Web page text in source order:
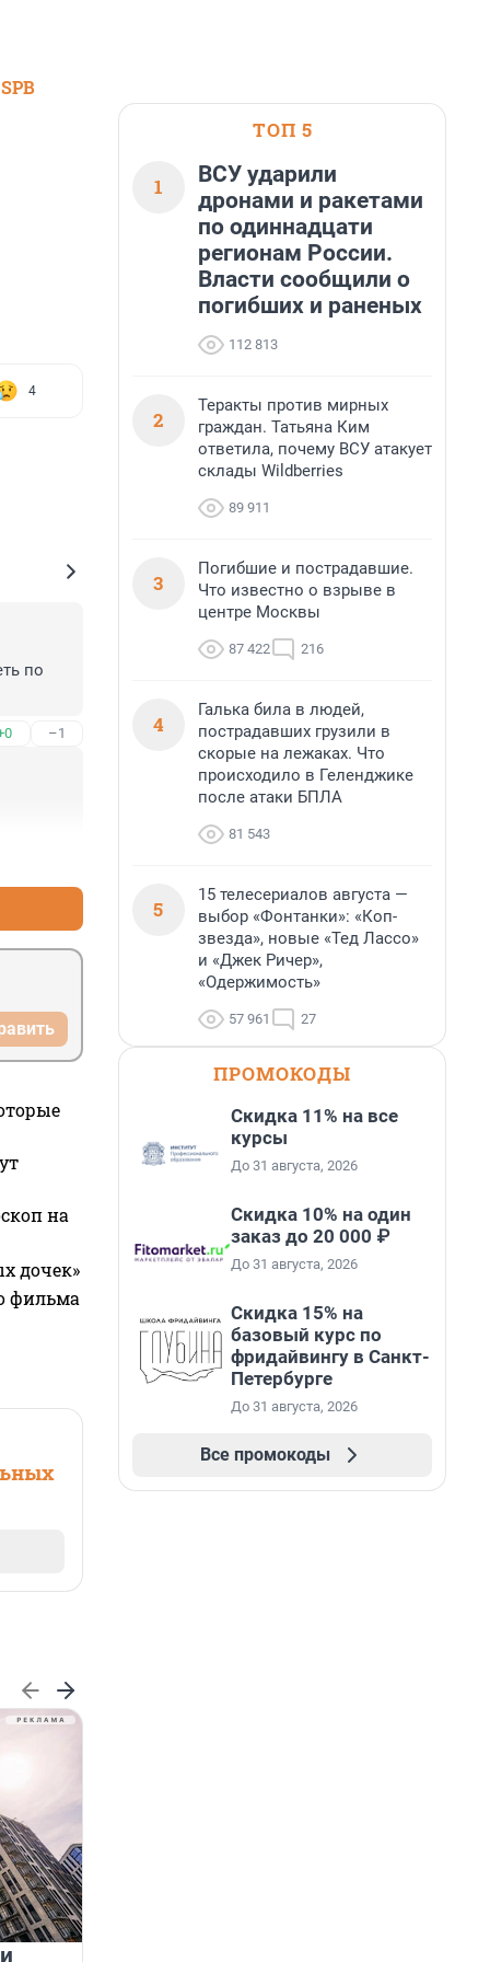
4
по
–1
на
дочек»
фильма
ТОП 5
1
ВСУ ударили
дронами и ракетами
по одиннадцати
регионам России.
Власти сообщили о
погибших и раненых
112 813
2
Теракты против мирных
граждан. Татьяна Ким
ответила, почему ВСУ атакует
склады Wildberries
89 911
3
Погибшие и пострадавшие.
Что известно о взрыве в
центре Москвы
87 422 216
4
Галька била в людей,
пострадавших грузили в
скорые на лежаках. Что
происходило в Геленджике
после атаки БПЛА
81 543
5
15 телесериалов августа —
выбор «Фонтанки»: «Коп-
звезда», новые «Тед Лассо»
и «Джек Ричер»,
«Одержимость»
57 961 27
ПРОМОКОДЫ
Скидка 11% на все
курсы
До 31 августа, 2026
Скидка 10% на один
заказ до 20 000 ₽
До 31 августа, 2026
Скидка 15% на
базовый курс по
фридайвингу в Санкт-
Петербурге
До 31 августа, 2026
Все промокоды